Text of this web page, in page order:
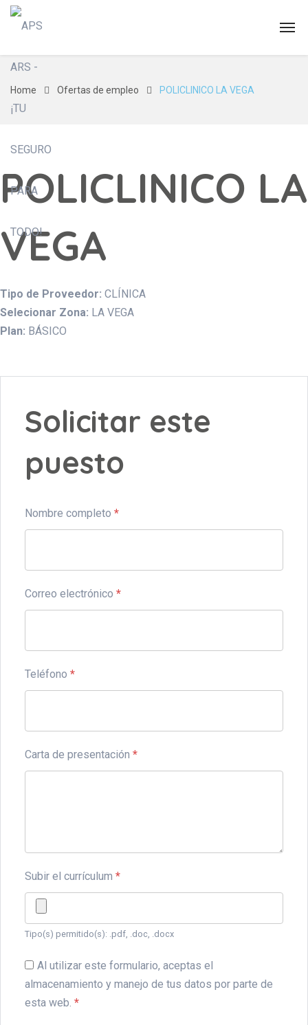
Home Ofertas de empleo POLICLINICO LA VEGA
POLICLINICO LA
VEGA
Tipo de Proveedor: CLÍNICA
Selecionar Zona: LA VEGA
Plan: BÁSICO
Solicitar este
puesto
Nombre completo *
Correo electrónico *
Teléfono *
Carta de presentación *
Subir el currículum *
Tipo(s) permitido(s): .pdf, .doc, .docx
Al utilizar este formulario, aceptas el
almacenamiento y manejo de tus datos por parte de
esta web. *